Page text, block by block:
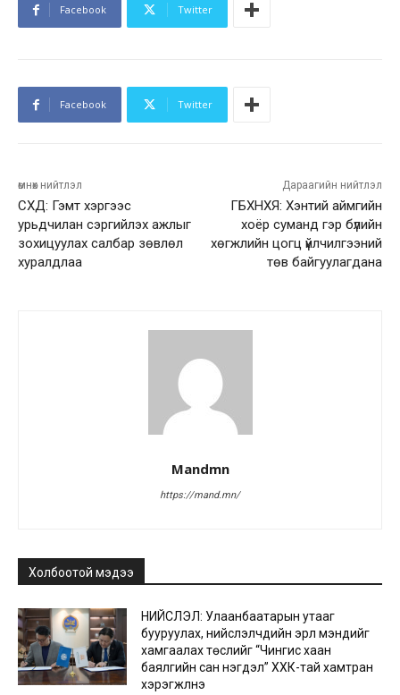
Facebook Twitter
Facebook Twitter
өмнөх нийтлэл
СХД: Гэмт хэргээс
урьдчилан сэргийлэх ажлыг
зохицуулах салбар зөвлөл
хуралдлаа
Дараагийн нийтлэл
ГБХНХЯ: Хэнтий аймгийн
хоёр суманд гэр бүлийн
хөгжлийн цогц үйлчилгээний
төв байгуулагдана
Mandmn
https://mand.mn/
Холбоотой мэдээ
НИЙСЛЭЛ: Улаанбаатарын утааг
бууруулах, нийслэлчүүдийн эрүүл мэндийг
хамгаалах төслийг “Чингис хаан
баялгийн сан нэгдэл” ХХК-тай хамтран
хэрэгжүүлнэ